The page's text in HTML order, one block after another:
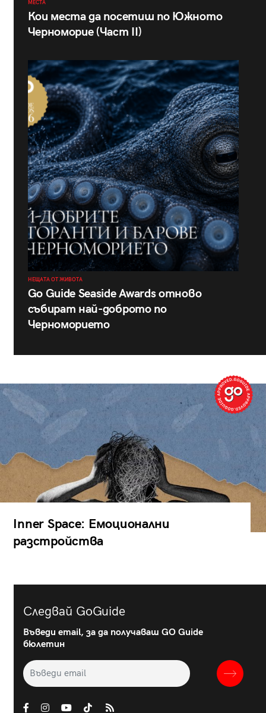
МЕСТА
Кои места да посетиш по Южното
Черноморие (Част II)
НЕЩАТА ОТ ЖИВОТА
Go Guide Seaside Awards отново
събират най-доброто по
Черноморието
Inner Space: Емоционални
разстройства
Следвай GoGuide
Въведи email, за да получаваш GO Guide
бюлетин